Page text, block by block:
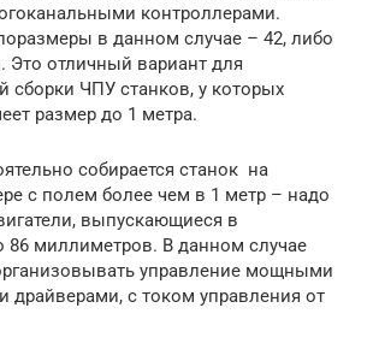
контроллерами.
в данном случае – 42, либо
Это отличный вариант для
сборки ЧПУ станков, у которых
размер до 1 метра.
собирается станок на
с полем более чем в 1 метр – надо
выпускающиеся в
86 миллиметров. В данном случае
управление мощными
драйверами, с током управления от